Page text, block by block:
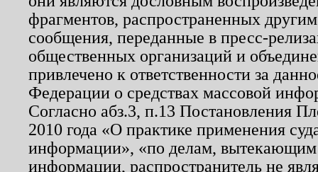
фрагментов, распространенных
сообщения, переданные в пресс-
общественных организаций и
привлечено к ответственности за
Федерации о средствах массовой
Согласно абз.3, п.13 Постановления
2010 года «О практике применения
информации», «по делам, вытекающим
информации, распространитель не